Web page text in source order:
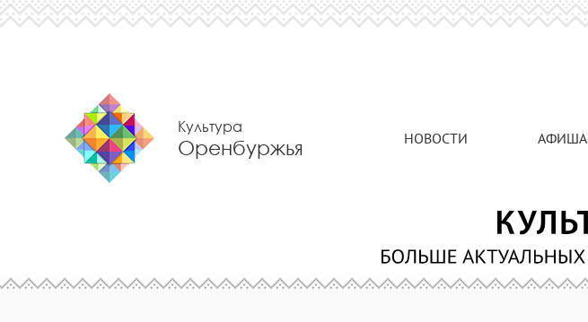
Культура
Оренбуржья НОВОСТИ АФИША